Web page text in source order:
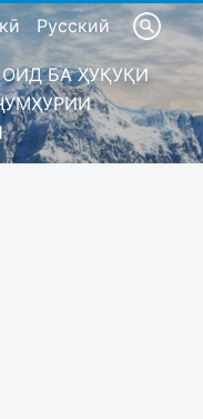
Русский
БА ҲУҚУҚИ